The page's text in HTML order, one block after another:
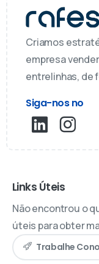
Criamos
empresa
entrelinhas, de
Siga-nos no
Links Úteis
Não encontrou o
úteis para obter
Trabalhe